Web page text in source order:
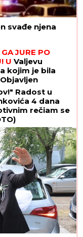
svađe njena
JURE PO
U Valjevu
kojim je bila
Radost u
4 dana
rečiam se